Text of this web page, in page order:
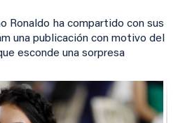
Ronaldo ha compartido con sus
una publicación con motivo del
esconde una sorpresa